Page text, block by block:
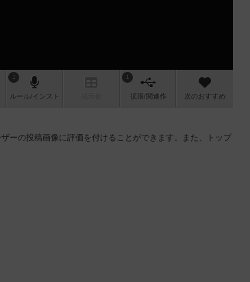
1
ルール/インスト
1
拡張/関連作 次のおすすめ
ーの投稿画像に評価を付けることができます。また、トップ